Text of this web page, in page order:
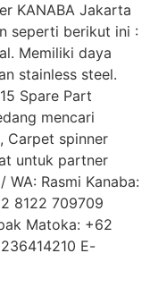
KANABA Jakarta
seperti berikut ini :
Memiliki daya
stainless steel.
Spare Part
mencari
Carpet spinner
untuk partner
Rasmi Kanaba:
8122 709709
Matoka: +62
E-